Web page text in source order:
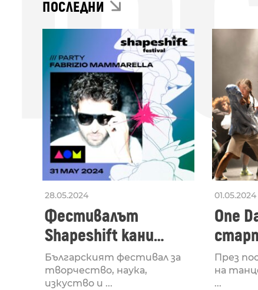
ПОСЛЕДНИ
28.05.2024
Фестивалът
Shapeshift кани
Fabrizio Mammarella
за откриването си
Българският фестивал за
творчество, наука,
изкуство и ...
01.05.2024
One
рейв
През
на
...